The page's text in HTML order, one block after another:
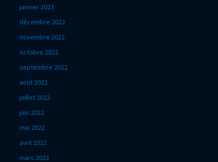
janvier 2023
décembre 2022
novembre 2022
octobre 2022
septembre 2022
août 2022
juillet 2022
juin 2022
mai 2022
avril 2022
mars 2022